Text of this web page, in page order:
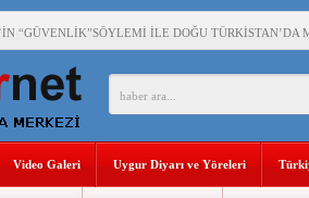
“GÜVENLİK”SÖYLEMİ İLE DOĞU TÜRKİSTAN’DA
YAŞAYAN UYGURLARA
PARTİ GENEL BAŞKANI AĞIRALİOĞLU :
DOĞU TÜRKİSTAN’DAKİ UYGULAMALARI
Video Galeri Uygur Diyarı ve Yöreleri